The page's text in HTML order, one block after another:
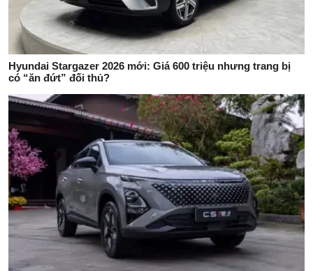
Hyundai Stargazer 2026 mới: Giá 600 triệu nhưng trang bị
có “ăn đứt” đối thủ?